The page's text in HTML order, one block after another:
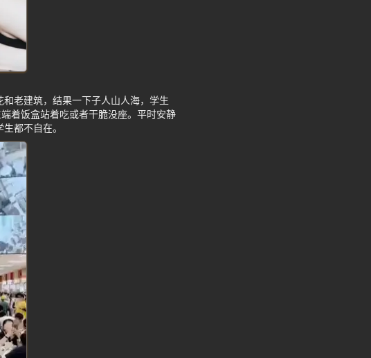
老建筑，结果一下子人山人海，学生
着饭盒站着吃或者干脆没座。平时安静
都不自在。